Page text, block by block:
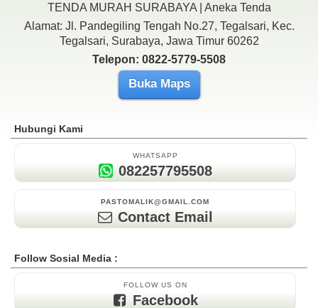
TENDA MURAH SURABAYA | Aneka Tenda
Alamat: Jl. Pandegiling Tengah No.27, Tegalsari, Kec.
Tegalsari, Surabaya, Jawa Timur 60262
Telepon: 0822-5779-5508
Buka Maps
Hubungi Kami
WHATSAPP
082257795508
PASTOMALIK@GMAIL.COM
Contact Email
Follow Sosial Media :
FOLLOW US ON
Facebook